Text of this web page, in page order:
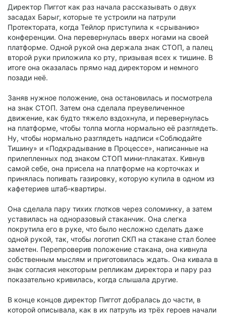
Директор Пиггот как раз начала рассказывать о двух
засадах Барыг, которые те устроили на патрули
Протектората, когда Тейлор приступила к «срыванию»
конференции. Она перевернулась вверх ногами на своей
платформе. Одной рукой она держала знак СТОП, а палец
второй руки приложила ко рту, призывая всех к тишине. В
итоге она оказалась прямо над директором и немного
позади неё.
Заняв нужное положение, она остановилась и посмотрела
на знак СТОП. Затем она сделала преувеличенное
движение, как будто тяжело вздохнула, и перевернулась
на платформе, чтобы толпа могла нормально её разглядеть.
Ну, чтобы нормально разглядеть надписи «Соблюдайте
Тишину» и «Подкрадывание в Процессе», написанные на
прилепленных под знаком СТОП мини-плакатах. Кивнув
самой себе, она присела на платформе на корточках и
принялась попивать газировку, которую купила в одном из
кафетериев штаб-квартиры.
Она сделала пару тихих глотков через соломинку, а затем
уставилась на одноразовый стаканчик. Она слегка
покрутила его в руке, что было несложно сделать даже
одной рукой, так, чтобы логотип СКП на стакане стал более
заметен. Перепроверив положение стакана, она кивнула
собственным мыслям и приготовилась ждать. Она кивала в
знак согласия некоторым репликам директора и пару раз
показательно кривилась, когда слышала другие.
В конце концов директор Пиггот добралась до части, в
которой описывала, как в их патруль из трёх героев начали